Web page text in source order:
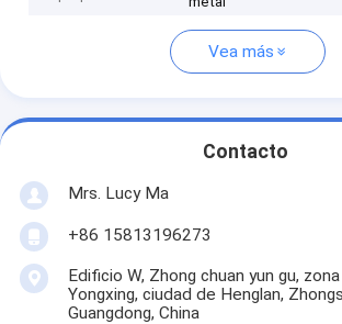
Vea más
Contacto
Mrs. Lucy Ma
+86 15813196273
Edificio W, Zhong chuan yun gu,
Yongxing, ciudad de Henglan,
Guangdong, China